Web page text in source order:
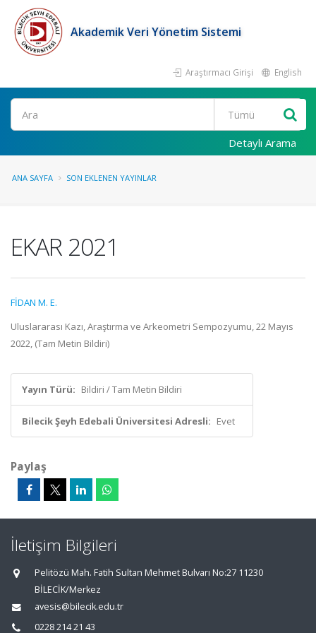
Akademik Veri Yönetim Sistemi
Araştırmacı Girişi English
Ara
Detaylı Arama
ANA SAYFA SON EKLENEN YAYINLAR
EKAR 2021
FİDAN M. E.
Uluslararası Kazı, Araştırma ve Arkeometri Sempozyumu, 22 Mayıs
2022, (Tam Metin Bildiri)
Yayın Türü: Bildiri / Tam Metin Bildiri
Bilecik Şeyh Edebali Üniversitesi Adresli: Evet
Paylaş
İletişim Bilgileri
Pelitözü Mah. Fatih Sultan Mehmet Bulvarı No:27 11230
BİLECİK/Merkez
avesis@bilecik.edu.tr
0228 214 21 43